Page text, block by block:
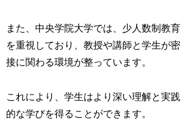
また、中央学院大学では、少人数制教育
を重視しており、教授や講師と学生が密
接に関わる環境が整っています。
これにより、学生はより深い理解と実践
的な学びを得ることができます。